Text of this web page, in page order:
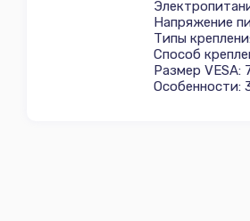
Напряжение
Типы
Способ
Размер VESA:
Особенности: